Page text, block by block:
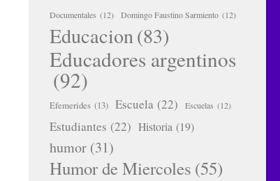
Documentales (12) Domingo Faustino Sarmiento (12)
Educacion(83)
Educadores argentinos
(92)
Efemerides (13) Escuela (22) Escuelas (12)
Estudiantes (22) Historia (19)
humor (31)
Humor de Miercoles (55)